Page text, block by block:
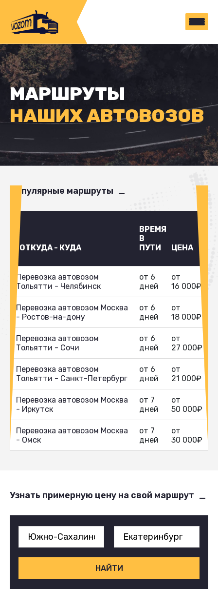
МАРШРУТЫ
НАШИХ АВТОВОЗОВ
Популярные маршруты
ОТКУДА - КУДА
ВРЕМЯ
В
ПУТИ
ЦЕНА
Перевозка автовозом
Тольятти - Челябинск
от 6
дней
от
16 000₽
Перевозка автовозом Москва
- Ростов-на-дону
от 6
дней
от
18 000₽
Перевозка автовозом
Тольятти - Сочи
от 6
дней
от
27 000₽
Перевозка автовозом
Тольятти - Санкт-Петербург
от 6
дней
от
21 000₽
Перевозка автовозом Москва
- Иркутск
от 7
дней
от
50 000₽
Перевозка автовозом Москва
- Омск
от 7
дней
от
30 000₽
Узнать примерную цену на свой маршрут
НАЙТИ